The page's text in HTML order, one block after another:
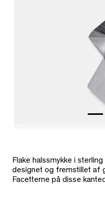
Flake halssmykke i
designet og fremstillet af
Facetterne på disse